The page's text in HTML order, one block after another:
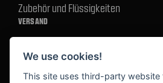
Zubehör und Flüssigkeiten
VERSAND
We use cookies!
This site uses third-party website